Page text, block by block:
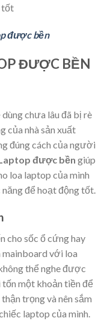
tốt
được bền
ĐƯỢC BỀN
chưa lâu đã bị rè
của nhà sản xuất
đúng cách của người
được bền giúp
loa laptop của mình
để hoạt động tốt.
cho sốc ổ cứng hay
với loa
thể nghe được
tốn một khoản tiền để
trọng và nên sắm
laptop của mình.